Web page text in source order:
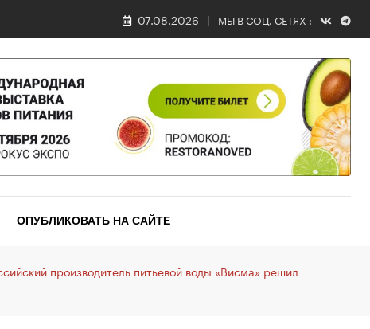
07.08.2026 МЫ В СОЦ. СЕТЯХ :
ОПУБЛИКОВАТЬ НА САЙТЕ
производитель питьевой воды «Висма» решил